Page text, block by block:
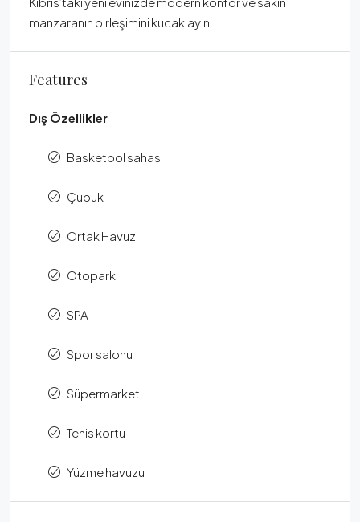
manzaranın birleşimini kucaklayın
Features
Dış Özellikler
Basketbol sahası
Çubuk
Ortak Havuz
Otopark
SPA
Spor salonu
Süpermarket
Tenis kortu
Yüzme havuzu